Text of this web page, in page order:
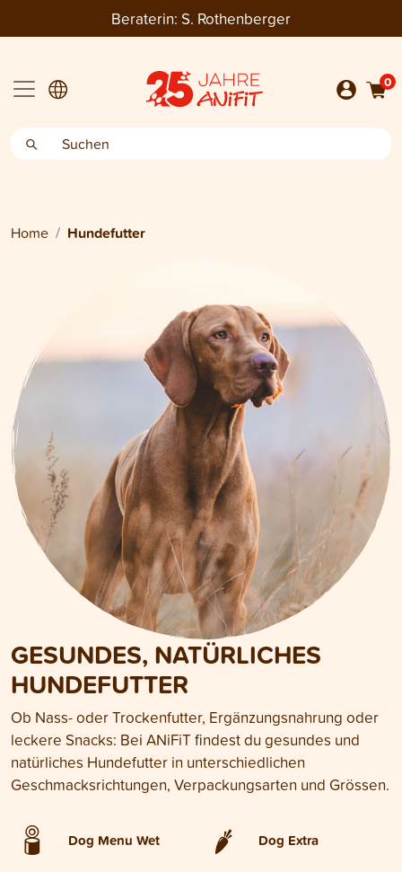
Beraterin: S. Rothenberger
0
Home Hundefutter
GESUNDES, NATÜRLICHES
HUNDEFUTTER
Ob Nass- oder Trockenfutter, Ergänzungsnahrung oder
leckere Snacks: Bei ANiFiT findest du gesundes und
natürliches Hundefutter in unterschiedlichen
Geschmacksrichtungen, Verpackungsarten und Grössen.
Dog Menu Wet Dog Extra